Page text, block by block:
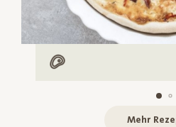
Mit Fleisch
Mehr